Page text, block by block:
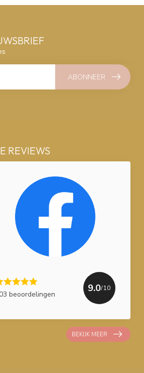
ABONNEER
REVIEWS
beoordelingen
9.0/10
BEKIJK MEER